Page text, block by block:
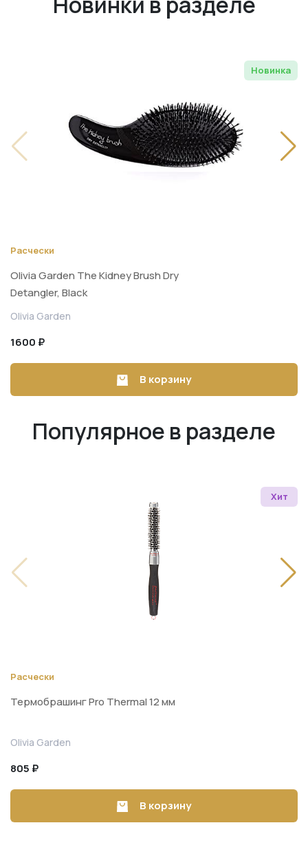
Новинка
Расчески
Olivia Garden The Kidney Brush Dry
Detangler, Black
Olivia Garden
1600 ₽
В корзину
Популярное в разделе
Хит
Расчески
Термобрашинг Pro Thermal 12 мм
Olivia Garden
805 ₽
В корзину